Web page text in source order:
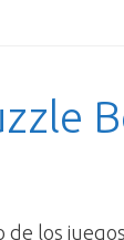
de los